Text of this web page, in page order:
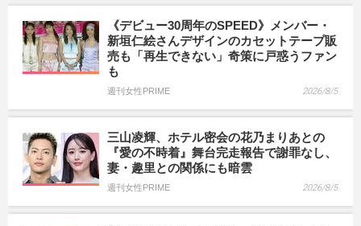
《デビュー30周年のSPEED》メンバー・
新垣仁絵さんデザインのカセットテープ販
売も「再生できない」奇策に戸惑うファン
も
週刊女性PRIME 2026/8/5
三山凌輝、ホテル密会の花乃まりあとの
『愛の不時着』舞台完走報告で謝罪なし、
妻・趣里との関係にも暗雲
週刊女性PRIME 2026/8/5